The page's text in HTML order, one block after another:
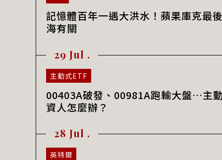
記憶體百年一遇大洪水！蘋果庫克最
海有關
29 Jul .
主動式ETF
00403A破發、00981A跑輸大盤…主
資人怎麼辦？
28 Jul .
英特爾